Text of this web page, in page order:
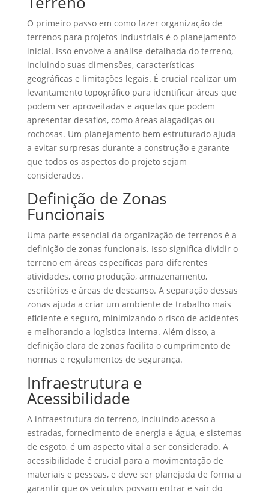
O primeiro passo em como fazer organização de
terrenos para projetos industriais é o planejamento
inicial. Isso envolve a análise detalhada do terreno,
incluindo suas dimensões, características
geográficas e limitações legais. É crucial realizar um
levantamento topográfico para identificar áreas que
podem ser aproveitadas e aquelas que podem
apresentar desafios, como áreas alagadiças ou
rochosas. Um planejamento bem estruturado ajuda
a evitar surpresas durante a construção e garante
que todos os aspectos do projeto sejam
considerados.
Definição de Zonas
Funcionais
Uma parte essencial da organização de terrenos é a
definição de zonas funcionais. Isso significa dividir o
terreno em áreas específicas para diferentes
atividades, como produção, armazenamento,
escritórios e áreas de descanso. A separação dessas
zonas ajuda a criar um ambiente de trabalho mais
eficiente e seguro, minimizando o risco de acidentes
e melhorando a logística interna. Além disso, a
definição clara de zonas facilita o cumprimento de
normas e regulamentos de segurança.
Infraestrutura e
Acessibilidade
A infraestrutura do terreno, incluindo acesso a
estradas, fornecimento de energia e água, e sistemas
de esgoto, é um aspecto vital a ser considerado. A
acessibilidade é crucial para a movimentação de
materiais e pessoas, e deve ser planejada de forma a
garantir que os veículos possam entrar e sair do